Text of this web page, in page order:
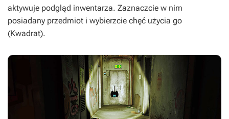
aktywuje podgląd inwentarza. Zaznaczcie w nim
posiadany przedmiot i wybierzcie chęć użycia go
(Kwadrat).